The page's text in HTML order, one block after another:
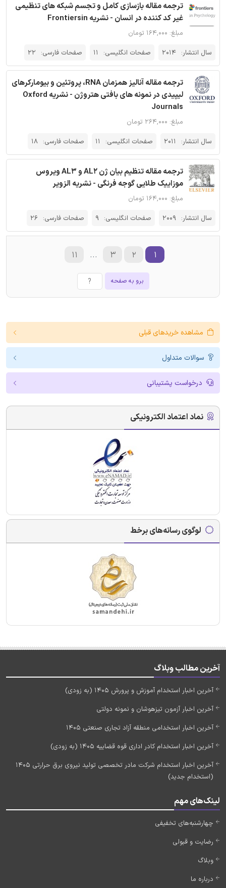
ترجمه مقاله بازسازی کامل و تجسم شبکه های تنظیمی
غیر کد کننده در انسان - نشریه Frontiersin
مبلغ: ۱۶۴,۰۰۰ تومان
سال انتشار: 2014 صفحات انگلیسی: 11 صفحات فارسی: 22
ترجمه مقاله آنالیز همزمان RNA، پروتئین و بیومارکرهای
لیپیدی در نمونه های بافتی هتروژن - نشریه Oxford
Journals
مبلغ: ۲۶۴,۰۰۰ تومان
سال انتشار:
2011 صفحات انگلیسی: 11 صفحات فارسی: 18
ترجمه مقاله تنظیم بیان ژن AL2 و AL3 ویروس
موزاییک طلایی گوجه فرنگی - نشریه الزویر
مبلغ: ۱۶۴,۰۰۰ تومان
سال انتشار: 2009 صفحات انگلیسی: 9 صفحات فارسی: 26
برو به صفحه
۱ ۲ ۳ ... ۱۱
مشاهده خریدهای قبلی
سوالات متداول
درخواست پشتیبانی
نماد اعتماد الکترونیکی
لوگوی رسانه‌های برخط
آخرین مطالب وبلاگ
آخرین اخبار استخدام آموزش و پرورش 1405 (به زودی)
آخرین اخبار آزمون تیزهوشان و نمونه دولتی
آخرین اخبار استخدامی منطقه آزاد تجاری صنعتی 1405
آخرین اخبار استخدام کادر اداری قوه قضاییه 1405 (به زودی)
آخرین اخبار استخدام شرکت مادر تخصصی تولید نیروی برق حرارتی 1405
(استخدام جدید)
لینک‌های مهم
چهارشنبه‌های تخفیفی
رضایت و قبولی
وبلاگ
درباره ما